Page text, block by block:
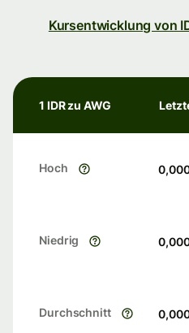
Kursentwicklung von
1 IDR zu AWG
Hoch
Niedrig
Durchschnitt